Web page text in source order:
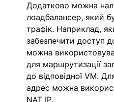
Додатково можна
лоадбалансер, який
трафік. Наприклад,
забезпечити доступ
можна
для маршрутизації
до відповідної VM.
адрес можна
NAT IP.